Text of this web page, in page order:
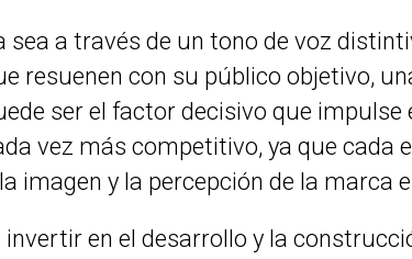
sea a través de un tono de voz
resuenen con su público objetivo,
ser el factor decisivo que
vez más competitivo, ya que cada
imagen y la percepción de la marca
invertir en el desarrollo y la